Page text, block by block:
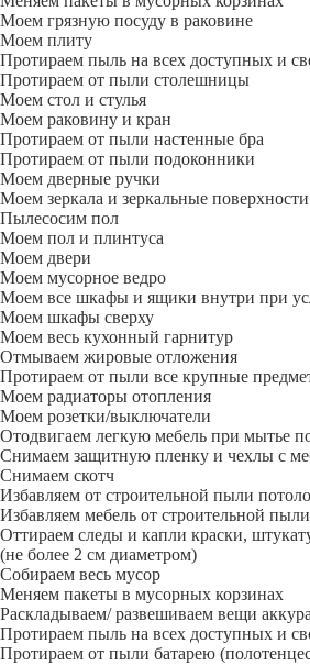
Моем грязную посуду в раковине
Моем плиту
Протираем пыль на всех доступных и
Протираем от пыли столешницы
Моем стол и стулья
Моем раковину и кран
Протираем от пыли настенные бра
Протираем от пыли подоконники
Моем дверные ручки
Моем зеркала и зеркальные поверхности
Пылесосим пол
Моем пол и плинтуса
Моем двери
Моем мусорное ведро
Моем все шкафы и ящики внутри при
Моем шкафы сверху
Моем весь кухонный гарнитур
Отмываем жировые отложения
Протираем от пыли все крупные
Моем радиаторы отопления
Моем розетки/выключатели
Отодвигаем легкую мебель при мытье
Снимаем защитную пленку и чехлы с
Снимаем скотч
Избавляем от строительной пыли
Избавляем мебель от строительной пыли
Оттираем следы и капли краски,
(не более 2 см диаметром)
Собираем весь мусор
Меняем пакеты в мусорных корзинах
Раскладываем/ развешиваем вещи
Протираем пыль на всех доступных и
Протираем от пыли батарею